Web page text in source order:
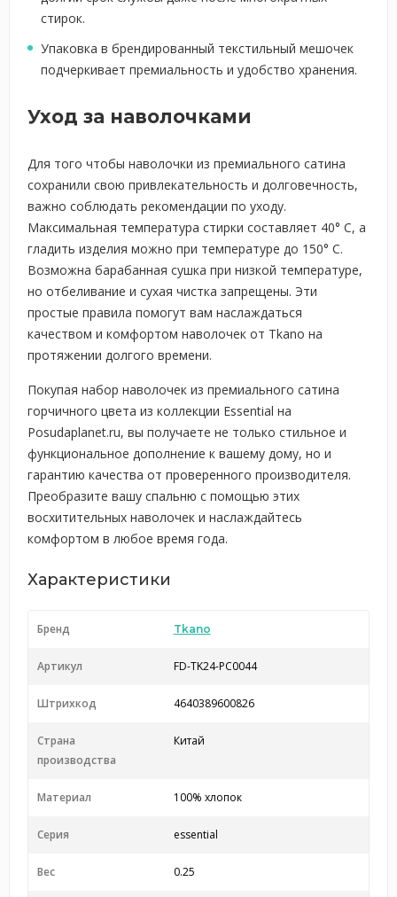
стирок.
Упаковка в брендированный текстильный мешочек
подчеркивает премиальность и удобство хранения.
Уход за наволочками
Для того чтобы наволочки из премиального сатина
сохранили свою привлекательность и долговечность,
важно соблюдать рекомендации по уходу.
Максимальная температура стирки составляет 40° C, а
гладить изделия можно при температуре до 150° C.
Возможна барабанная сушка при низкой температуре,
но отбеливание и сухая чистка запрещены. Эти
простые правила помогут вам наслаждаться
качеством и комфортом наволочек от Tkano на
протяжении долгого времени.
Покупая набор наволочек из премиального сатина
горчичного цвета из коллекции Essential на
Posudaplanet.ru, вы получаете не только стильное и
функциональное дополнение к вашему дому, но и
гарантию качества от проверенного производителя.
Преобразите вашу спальню с помощью этих
восхитительных наволочек и наслаждайтесь
комфортом в любое время года.
Характеристики
Бренд Tkano
Артикул FD-TK24-PC0044
Штрихкод 4640389600826
Страна
производства
Китай
Материал 100% хлопок
Серия essential
Вес 0.25